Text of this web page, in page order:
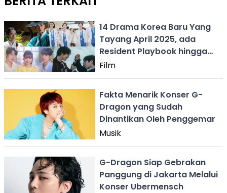
14 Drama Korea Baru Yang
Tayang April 2025, ada
Resident Playbook hingga
Weak Hero Class 2
Film
Fakta Menarik Konser G-
Dragon yang Sudah
Dinantikan Oleh Penggemar
Musik
G-Dragon Siap Gebrakan
Panggung di Jakarta Melalui
Konser Ubermensch